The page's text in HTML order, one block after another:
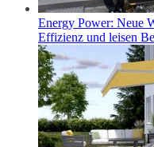
Energy Power: Neue
Effizienz und leisen